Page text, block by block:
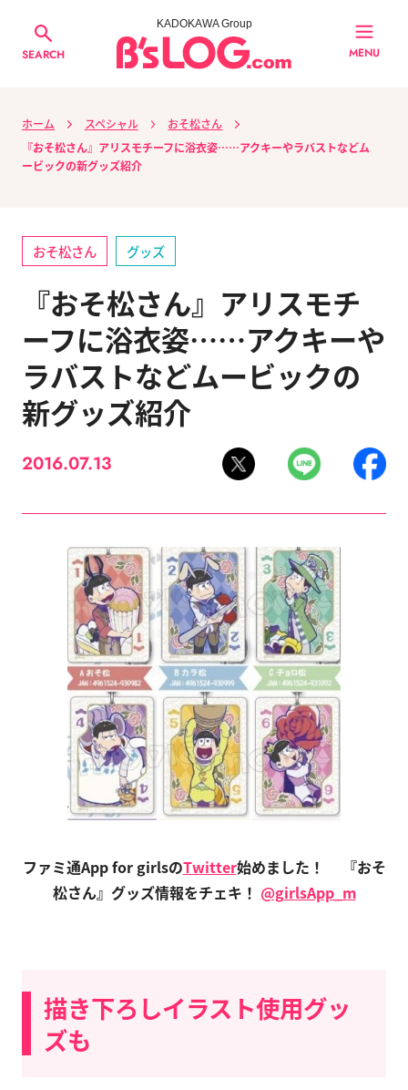
SEARCH
KADOKAWA Group
MENU
ホーム スペシャル
おそ松さん
『おそ松さん』アリスモチーフに浴衣姿……アクキーやラバストなどム
ービックの新グッズ紹介
おそ松さん グッズ
『おそ松さん』アリスモチ
ーフに浴衣姿……アクキーや
ラバストなどムービックの
新グッズ紹介
2016.07.13
ファミ通App for girlsのTwitter始めました！
『おそ
松さん』グッズ情報をチェキ！ @girlsApp_m
描き下ろしイラスト使用グッ
ズも